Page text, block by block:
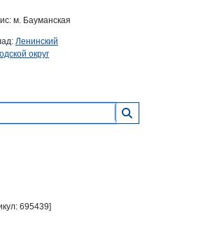
м. Бауманская
Ленинский
округ
695439]